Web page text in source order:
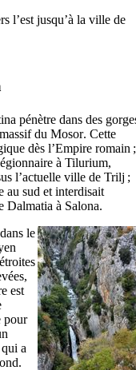
l’est jusqu’à la ville de
pénètre dans des
du Mosor. Cette
dès l’Empire romain ;
à Tilurium,
l’actuelle ville de Trilj ;
au sud et interdisait
Dalmatia à Salona.
le
est
pour
a